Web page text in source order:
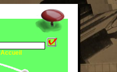
Accueil